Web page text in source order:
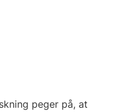
peger på, at